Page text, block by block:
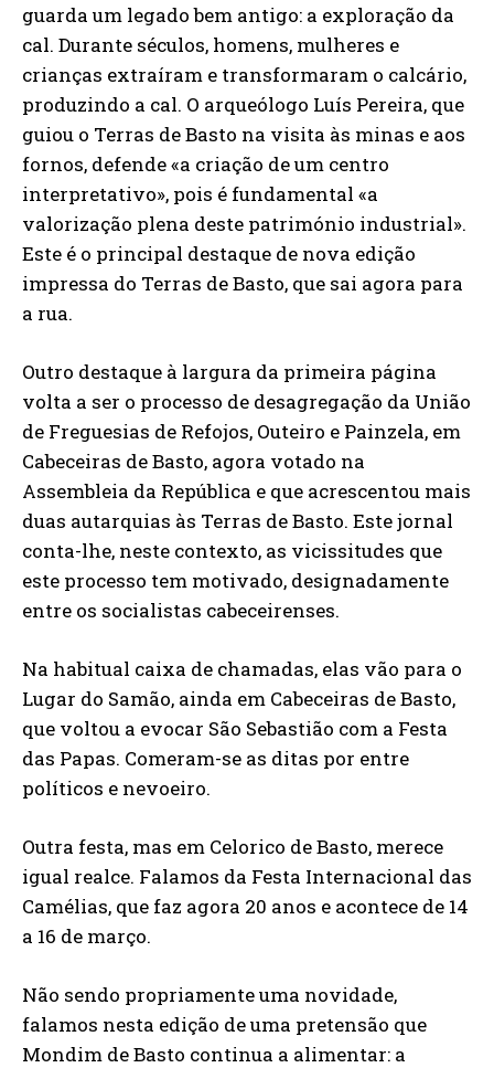
guarda um legado bem antigo: a exploração da
cal. Durante séculos, homens, mulheres e
crianças extraíram e transformaram o calcário,
produzindo a cal. O arqueólogo Luís Pereira, que
guiou o Terras de Basto na visita às minas e aos
fornos, defende «a criação de um centro
interpretativo», pois é fundamental «a
valorização plena deste património industrial».
Este é o principal destaque de nova edição
impressa do Terras de Basto, que sai agora para
a rua.
Outro destaque à largura da primeira página
volta a ser o processo de desagregação da União
de Freguesias de Refojos, Outeiro e Painzela, em
Cabeceiras de Basto, agora votado na
Assembleia da República e que acrescentou mais
duas autarquias às Terras de Basto. Este jornal
conta-lhe, neste contexto, as vicissitudes que
este processo tem motivado, designadamente
entre os socialistas cabeceirenses.
Na habitual caixa de chamadas, elas vão para o
Lugar do Samão, ainda em Cabeceiras de Basto,
que voltou a evocar São Sebastião com a Festa
das Papas. Comeram-se as ditas por entre
políticos e nevoeiro.
Outra festa, mas em Celorico de Basto, merece
igual realce. Falamos da Festa Internacional das
Camélias, que faz agora 20 anos e acontece de 14
a 16 de março.
Não sendo propriamente uma novidade,
falamos nesta edição de uma pretensão que
Mondim de Basto continua a alimentar: a